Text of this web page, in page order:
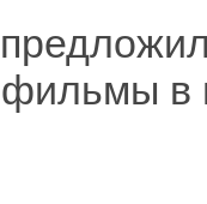
в